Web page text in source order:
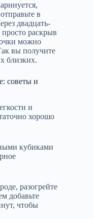
в
двадцать-
просто раскрыв
можно
вы получите
близких.
советы и
и
хорошо
кубиками
разогрейте
добавьте
чтобы